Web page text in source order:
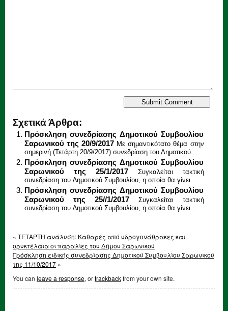
Σχετικά Άρθρα:
Πρόσκληση συνεδρίασης Δημοτικού Συμβουλίου
Σαρωνικού της 20/9/2017 Με σημαντικότατο θέμα στην
σημερινή (Τετάρτη 20/9/2017) συνεδρίαση του Δημοτικού...
Πρόσκληση συνεδρίασης Δημοτικού Συμβουλίου
Σαρωνικού της 25/1/2017
Συγκαλείται τακτική
συνεδρίαση του ∆ηµοτικού Συµβουλίου, η οποία θα γίνει...
Πρόσκληση συνεδρίασης Δημοτικού Συμβουλίου
Σαρωνικού της 25//1/2017
Συγκαλείται τακτική
συνεδρίαση του ∆ηµοτικού Συµβουλίου, η οποία θα γίνει...
« ΤΕΤΑΡΤΗ ανάλυση: Καθαρές από υδρογονάθρακες και
ορυκτέλαια οι παραλίες του Δήμου Σαρωνικού
Πρόσκληση ειδικής συνεδρίασης Δημοτικού Συμβουλίου Σαρωνικού
της 11/10/2017 »
You can leave a response, ortrackbackfrom your own site.